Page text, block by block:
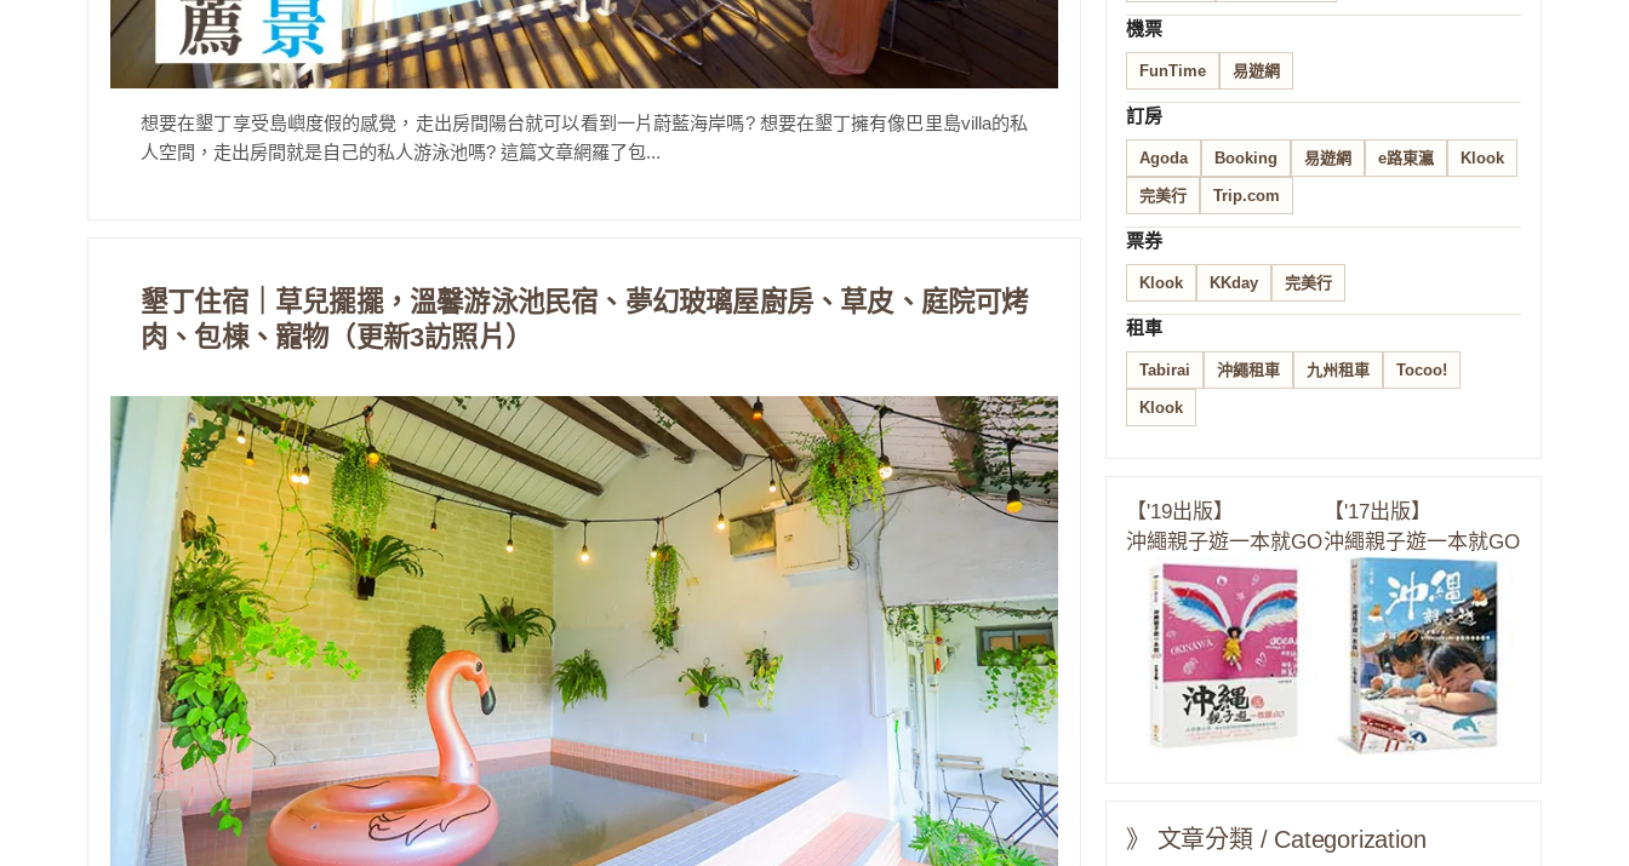
想要在墾丁享受島嶼度假的感覺，走出房間陽台就可以看到一片蔚藍海岸嗎? 想要在墾丁擁有像巴里島villa的私
人空間，走出房間就是自己的私人游泳池嗎? 這篇文章網羅了包...
墾丁住宿｜草兒擺擺，溫馨游泳池民宿、夢幻玻璃屋廚房、草皮、庭院可烤
肉、包棟、寵物（更新3訪照片）
機票
FunTime 易遊網
訂房
Agoda Booking 易遊網 e路東瀛 Klook
完美行 Trip.com
票券
Klook KKday 完美行
租車
Tabirai 沖繩租車 九州租車 Tocoo!
Klook
【'19出版】
沖繩親子遊一本就GO
【'17出版】
沖繩親子遊一本就GO
》 文章分類 / Categorization